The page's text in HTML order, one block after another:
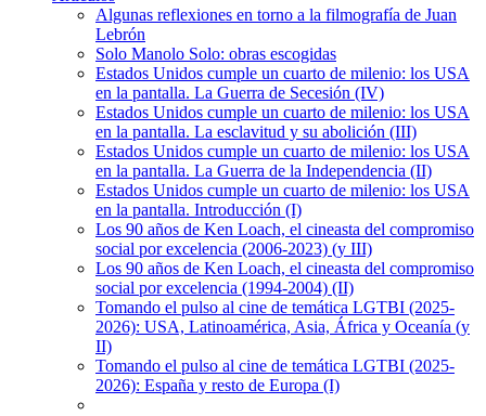
Algunas reflexiones en torno a la filmografía de Juan
Lebrón
Solo Manolo Solo: obras escogidas
Estados Unidos cumple un cuarto de milenio: los USA
en la pantalla. La Guerra de Secesión (IV)
Estados Unidos cumple un cuarto de milenio: los USA
en la pantalla. La esclavitud y su abolición (III)
Estados Unidos cumple un cuarto de milenio: los USA
en la pantalla. La Guerra de la Independencia (II)
Estados Unidos cumple un cuarto de milenio: los USA
en la pantalla. Introducción (I)
Los 90 años de Ken Loach, el cineasta del compromiso
social por excelencia (2006-2023) (y III)
Los 90 años de Ken Loach, el cineasta del compromiso
social por excelencia (1994-2004) (II)
Tomando el pulso al cine de temática LGTBI (2025-
2026): USA, Latinoamérica, Asia, África y Oceanía (y
II)
Tomando el pulso al cine de temática LGTBI (2025-
2026): España y resto de Europa (I)